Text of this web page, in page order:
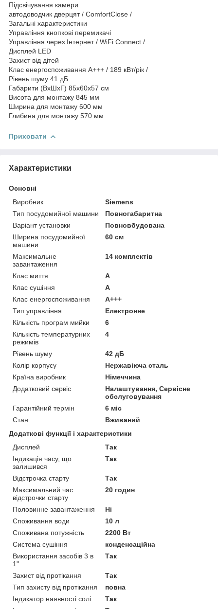
Підсвічування камери
автодоводчик дверцят / ComfortClose /
Загальні характеристики
Управління кнопкові перемикачі
Управління через Інтернет / WiFi Connect /
Дисплей LED
Захист від дітей
Клас енергоспоживання A+++ / 189 кВт/рік /
Рівень шуму 41 дБ
Габарити (ВхШхГ) 85x60x57 см
Висота для монтажу 845 мм
Ширина для монтажу 600 мм
Глибина для монтажу 570 мм
Приховати
Характеристики
Основні
Виробник
Siemens
Тип посудомийної машини
Повногабаритна
Варіант установки
Повновбудована
Ширина посудомийної
машини
60 см
Максимальне
завантаження
14 комплектів
Клас миття
A
Клас сушіння
A
Клас енергоспоживання
A+++
Тип управління
Електронне
Кількість програм мийки
6
Кількість температурних
режимів
4
Рівень шуму
42 дБ
Колір корпусу
Нержавіюча сталь
Країна виробник
Німеччина
Додатковий сервіс
Налаштування, Сервісне
обслуговування
Гарантійний термін
6 міс
Стан
Вживаний
Додаткові функції і характеристики
Дисплей
Так
Індикація часу, що
залишився
Так
Відстрочка старту
Так
Максимальний час
відстрочки старту
20 годин
Половинне завантаження
Ні
Споживання води
10 л
Споживана потужність
2200 Вт
Система сушіння
конденсаційна
Використання засобів 3 в
1"
Так
Захист від протікання
Так
Тип захисту від протікання
повна
Індикатор наявності солі
Так